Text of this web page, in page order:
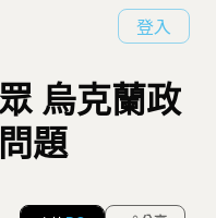
登入
烏克蘭政
題